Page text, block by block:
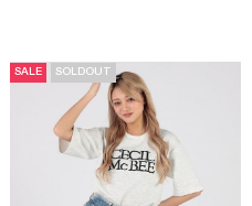
SALE SOLDOUT